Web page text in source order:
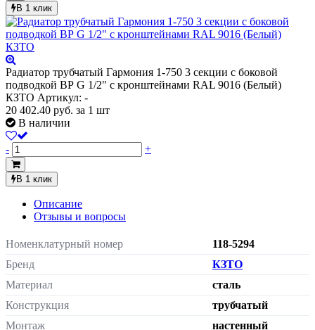
В 1 клик
Радиатор трубчатый Гармония 1-750 3 секции с боковой
подводкой ВР G 1/2" с кронштейнами RAL 9016 (Белый)
КЗТО Артикул: -
20 402.40 руб. за 1 шт
В наличии
- +
В 1 клик
Описание
Отзывы и вопросы
Номенклатурный номер
118-5294
Бренд
КЗТО
Материал
сталь
Конструкция
трубчатый
Монтаж
настенный